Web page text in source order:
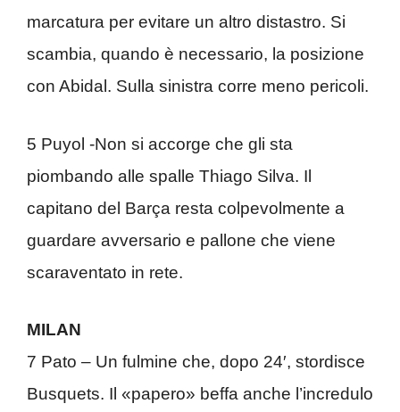
marcatura per evitare un altro distastro. Si
scambia, quando è necessario, la posizione
con Abidal. Sulla sinistra corre meno pericoli.
5 Puyol -Non si accorge che gli sta
piombando alle spalle Thiago Silva. Il
capitano del Barça resta colpevolmente a
guardare avversario e pallone che viene
scaraventato in rete.
MILAN
7 Pato – Un fulmine che, dopo 24′, stordisce
Busquets. Il «papero» beffa anche l’incredulo